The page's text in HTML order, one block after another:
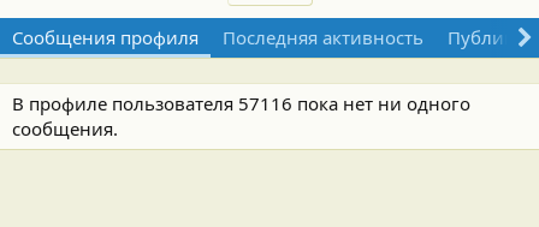
Сообщения профиля Последняя активность
В профиле пользователя 57116 пока нет ни одного
сообщения.